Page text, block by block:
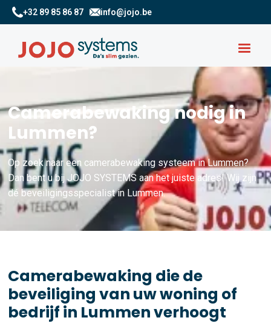
+32 89 85 86 87 info@jojo.be
Camerabewaking nodig in
Lummen?
Op zoek naar een camerabewaking systeem in Lummen?
Dan bent u bij JOJO SYSTEMS aan het juiste adres! Wij zijn
dé beveiligingsspecialist in Lummen.
Camerabewaking die de
beveiliging van uw woning of
bedrijf in Lummen verhoogt